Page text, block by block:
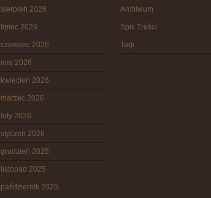
sierpień 2026
lipiec 2026
czerwiec 2026
maj 2026
kwiecień 2026
marzec 2026
luty 2026
styczeń 2026
grudzień 2025
listopad 2025
październik 2025
Archiwum
Spis Treści
Tagi